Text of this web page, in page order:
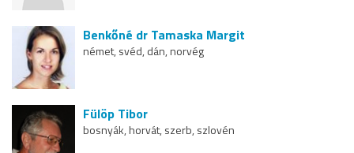
Benkőné dr Tamaska Margit
német, svéd, dán, norvég
Fülöp Tibor
bosnyák, horvát, szerb, szlovén